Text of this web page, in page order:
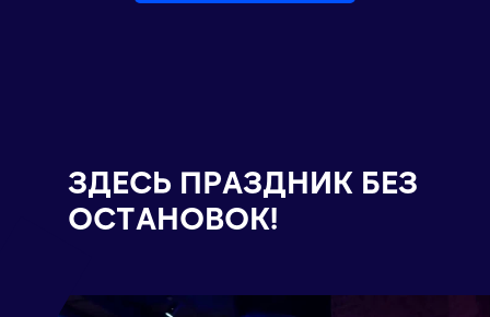
ЗДЕСЬ ПРАЗДНИК БЕЗ
ОСТАНОВОК!